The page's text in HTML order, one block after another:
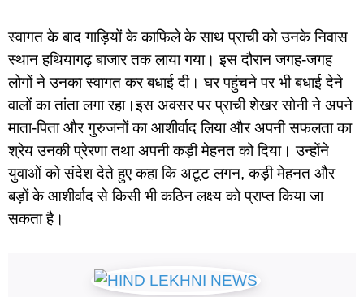
स्वागत के बाद गाड़ियों के काफिले के साथ प्राची को उनके निवास
स्थान हथियागढ़ बाजार तक लाया गया। इस दौरान जगह-जगह
लोगों ने उनका स्वागत कर बधाई दी। घर पहुंचने पर भी बधाई देने
वालों का तांता लगा रहा।इस अवसर पर प्राची शेखर सोनी ने अपने
माता-पिता और गुरुजनों का आशीर्वाद लिया और अपनी सफलता का
श्रेय उनकी प्रेरणा तथा अपनी कड़ी मेहनत को दिया। उन्होंने
युवाओं को संदेश देते हुए कहा कि अटूट लगन, कड़ी मेहनत और
बड़ों के आशीर्वाद से किसी भी कठिन लक्ष्य को प्राप्त किया जा
सकता है।